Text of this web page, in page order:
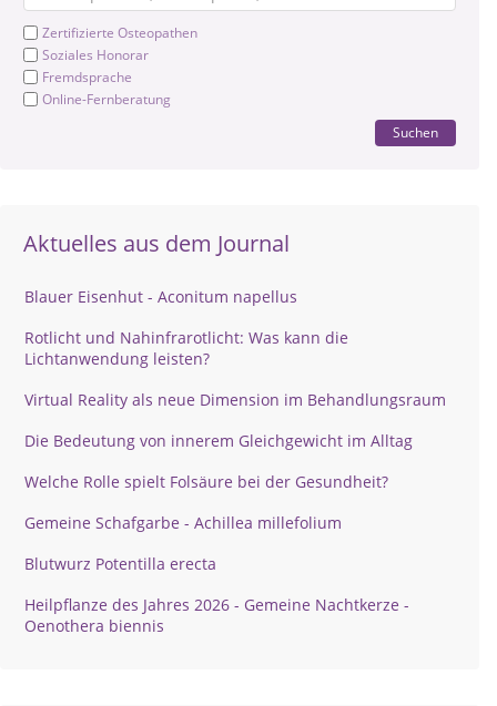
Zertifizierte Osteopathen
Soziales Honorar
Fremdsprache
Online-Fernberatung
Suchen
Aktuelles aus dem Journal
Blauer Eisenhut - Aconitum napellus
Rotlicht und Nahinfrarotlicht: Was kann die
Lichtanwendung leisten?
Virtual Reality als neue Dimension im Behandlungsraum
Die Bedeutung von innerem Gleichgewicht im Alltag
Welche Rolle spielt Folsäure bei der Gesundheit?
Gemeine Schafgarbe - Achillea millefolium
Blutwurz Potentilla erecta
Heilpflanze des Jahres 2026 - Gemeine Nachtkerze -
Oenothera biennis